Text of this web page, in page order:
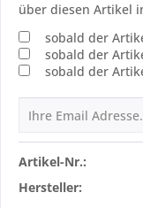
über diesen Artikel
sobald der
sobald der
sobald der
Artikel-Nr.:
Hersteller: